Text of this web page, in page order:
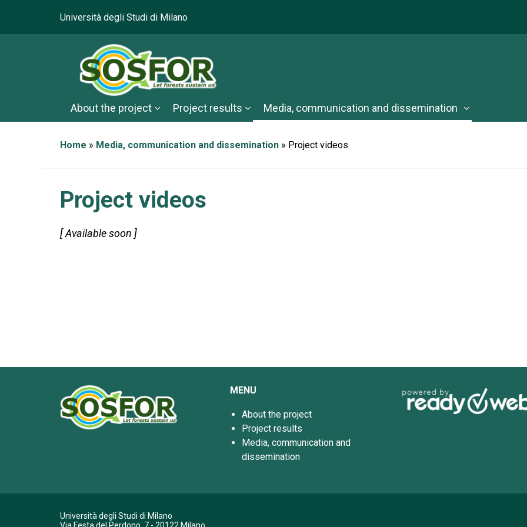
Università degli Studi di Milano
About the project Project results Media, communication and dissemination
Home » Media, communication and dissemination » Project videos
Project videos
[ Available soon ]
MENU
About the project
Project results
Media, communication and
dissemination
Università degli Studi di Milano